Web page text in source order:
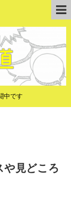
中です
や見どころ